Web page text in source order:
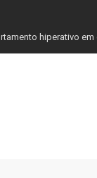
hiperativo